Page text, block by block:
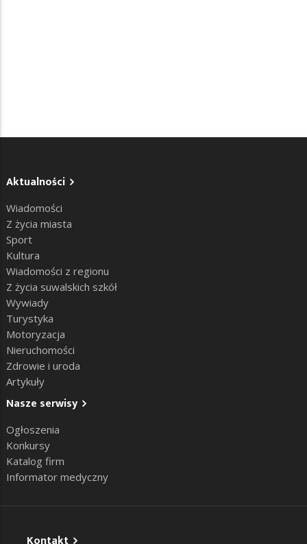
Aktualności
Wiadomości
Z życia miasta
Sport
Kultura
Wiadomości z regionu
Z życia suwalskich szkół
Wywiady
Turystyka
Motoryzacja
Nieruchomości
Zdrowie i uroda
Artykuły
Nasze serwisy
Ogłoszenia
Konkursy
Katalog firm
Informator medyczny